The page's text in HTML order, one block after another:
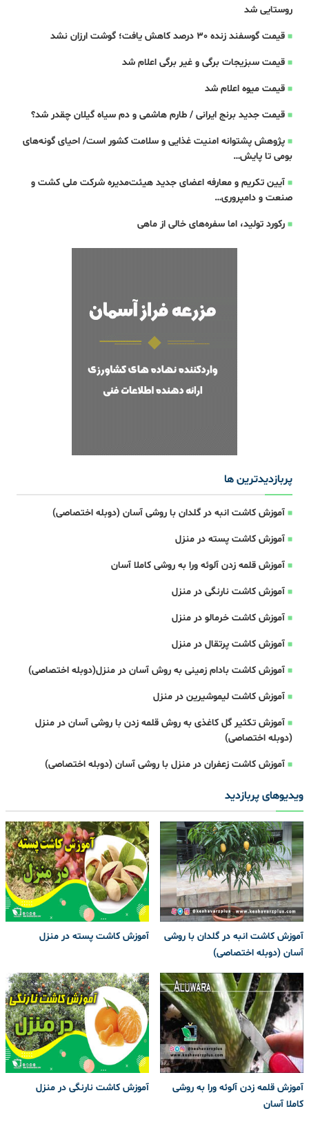
روستایی شد
قیمت گوسفند زنده 30 درصد کاهش یافت؛ گوشت ارزان نشد
قیمت سبزیجات برگی و غیر برگی اعلام شد
قیمت میوه اعلام شد
قیمت جدید برنج ایرانی / طارم هاشمی و دم سیاه گیلان چقدر شد؟
پژوهش پشتوانه امنیت غذایی و سلامت کشور است/ احیای گونه‌های
بومی تا پایش…
آیین تکریم و معارفه اعضای جدید هیئت‌مدیره شرکت ملی کشت و
صنعت و دامپروری…
رکورد تولید، اما سفره‌های خالی از ماهی
پربازدیدترین ها
آموزش کاشت انبه در گلدان با روشی آسان (دوبله اختصاصی)
آموزش کاشت پسته در منزل
آموزش قلمه زدن آلوئه ورا به روشی کاملا آسان
آموزش کاشت نارنگی در منزل
آموزش کاشت خرمالو در منزل
آموزش کاشت پرتقال در منزل
آموزش کاشت بادام زمینی به روش آسان در منزل(دوبله اختصاصی)
آموزش کاشت لیموشیرین در منزل
آموزش تکثیر گل کاغذی به روش قلمه زدن با روشی آسان در منزل
(دوبله اختصاصی)
آموزش کاشت زعفران در منزل با روشی آسان (دوبله اختصاصی)
ویدیوهای پربازدید
آموزش کاشت انبه در گلدان با روشی
آسان (دوبله اختصاصی)
آموزش کاشت پسته در منزل
آموزش قلمه زدن آلوئه ورا به روشی
کاملا آسان
آموزش کاشت نارنگی در منزل